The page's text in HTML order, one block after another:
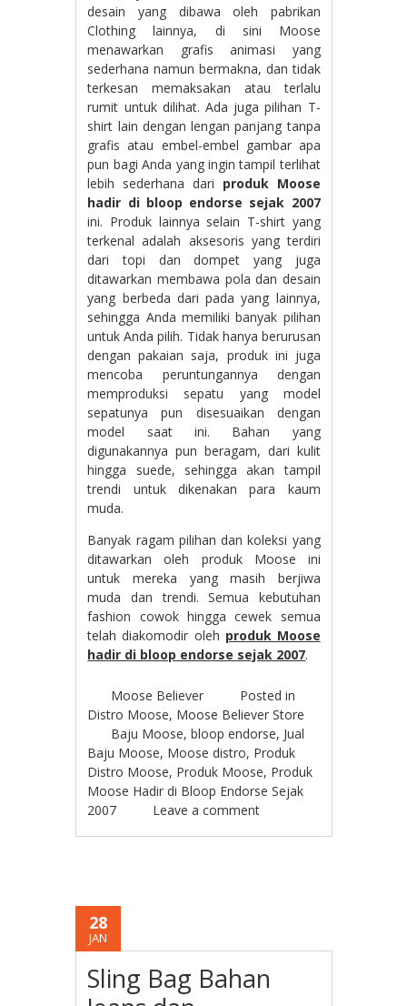
desain yang dibawa oleh pabrikan
Clothing lainnya, di sini Moose
menawarkan grafis animasi yang
sederhana namun bermakna, dan tidak
terkesan memaksakan atau terlalu
rumit untuk dilihat. Ada juga pilihan T-
shirt lain dengan lengan panjang tanpa
grafis atau embel-embel gambar apa
pun bagi Anda yang ingin tampil terlihat
lebih sederhana dari produk Moose
hadir di bloop endorse sejak 2007
ini. Produk lainnya selain T-shirt yang
terkenal adalah aksesoris yang terdiri
dari topi dan dompet yang juga
ditawarkan membawa pola dan desain
yang berbeda dari pada yang lainnya,
sehingga Anda memiliki banyak pilihan
untuk Anda pilih. Tidak hanya berurusan
dengan pakaian saja, produk ini juga
mencoba peruntungannya dengan
memproduksi sepatu yang model
sepatunya pun disesuaikan dengan
model saat ini. Bahan yang
digunakannya pun beragam, dari kulit
hingga suede, sehingga akan tampil
trendi untuk dikenakan para kaum
muda.
Banyak ragam pilihan dan koleksi yang
ditawarkan oleh produk Moose ini
untuk mereka yang masih berjiwa
muda dan trendi. Semua kebutuhan
fashion cowok hingga cewek semua
telah diakomodir oleh produk Moose
hadir di bloop endorse sejak 2007.
Moose Believer
Posted in
Distro Moose, Moose Believer Store
Baju Moose,bloop endorse, Jual
Baju Moose, Moose distro, Produk
Distro Moose, Produk Moose, Produk
Moose Hadir di Bloop Endorse Sejak
2007
Leave a comment
28
JAN
Sling Bag Bahan